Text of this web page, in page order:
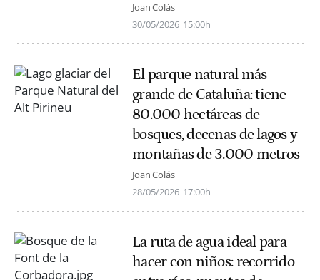
Joan Colás
30/05/2026 15:00h
El parque natural más
grande de Cataluña: tiene
80.000 hectáreas de
bosques, decenas de lagos y
montañas de 3.000 metros
Joan Colás
28/05/2026 17:00h
La ruta de agua ideal para
hacer con niños: recorrido